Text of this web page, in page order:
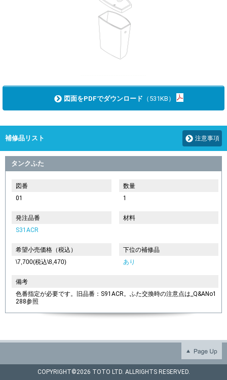
図面をPDFでダウンロード （531KB）
補修品リスト 注意事項
タンクふた
図番
01
数量
1
発注品番
S31ACR
材料
希望小売価格（税込）
\7,700(税込\8,470)
下位の補修品
あり
備考
色番指定が必要です。旧品番：S91ACR。ふた交換時の注意点は_Q&ANo1
288参照
COPYRIGHT©2026 TOTO LTD. ALLRIGHTS RESERVED.